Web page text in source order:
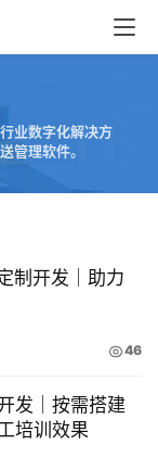
业数字化解决方
管理软件。
制开发｜助力
46
发｜按需搭建
培训效果